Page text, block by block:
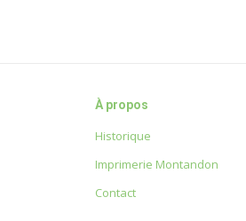
À propos
Historique
Imprimerie Montandon
Contact